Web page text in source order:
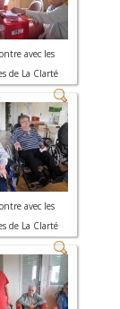
avec les
de La Clarté
avec les
de La Clarté